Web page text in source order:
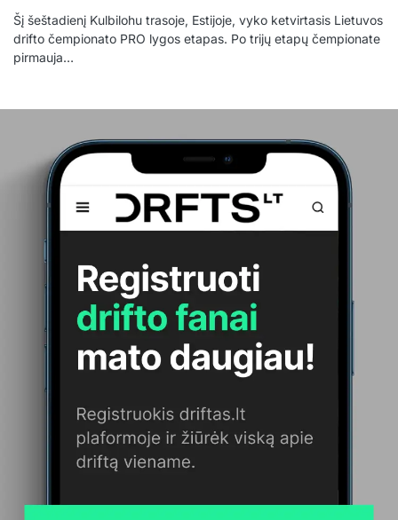
Šį šeštadienį Kulbilohu trasoje, Estijoje, vyko ketvirtasis Lietuvos
drifto čempionato PRO lygos etapas. Po trijų etapų čempionate
pirmauja…